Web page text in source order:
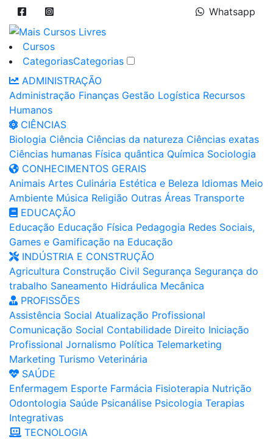
Whatsapp
Cursos
CategoriasCategorias
ADMINISTRAÇÃO
Administração Finanças Gestão Logística Recursos
Humanos
CIÊNCIAS
Biologia Ciência Ciências da natureza Ciências exatas
Ciências humanas Física quântica Química Sociologia
CONHECIMENTOS GERAIS
Animais Artes Culinária Estética e Beleza Idiomas Meio
Ambiente Música Religião Outras Áreas Transporte
EDUCAÇÃO
Educação Educação Física Pedagogia Redes Sociais,
Games e Gamificação na Educação
INDÚSTRIA E CONSTRUÇÃO
Agricultura Construção Civil Segurança Segurança do
trabalho Saneamento Hidráulica Mecânica
PROFISSÕES
Assistência Social Atualização Profissional
Comunicação Social Contabilidade Direito Iniciação
Profissional Jornalismo Política Telemarketing
Marketing Turismo Veterinária
SAÚDE
Enfermagem Esporte Farmácia Fisioterapia Nutrição
Odontologia Saúde Psicanálise Psicologia Terapias
Integrativas
TECNOLOGIA